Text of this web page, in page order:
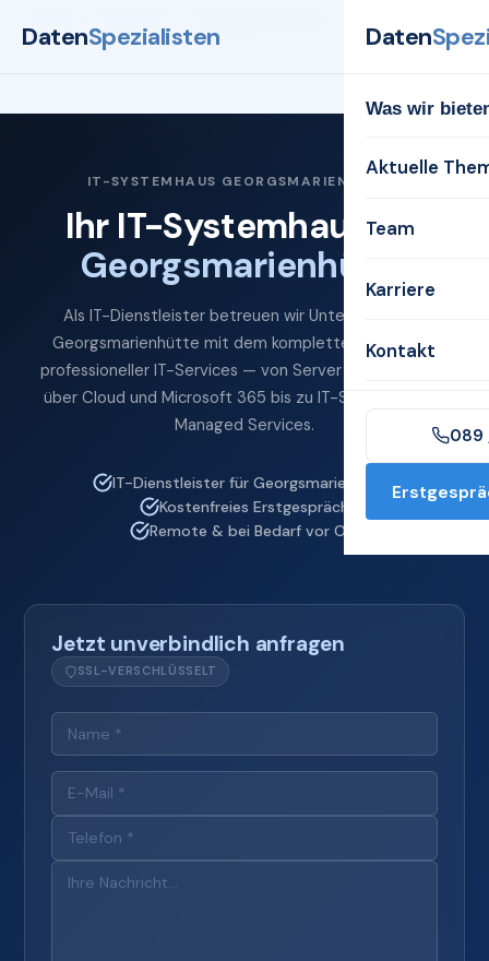
DatenSpezialisten Daten
Was wir
Aktuelle
Team
Karriere
Kontakt
089
IT-SYSTEMHAUS GEORGSMARIENHÜTTE
Ihr IT-Systemhaus für
Georgsmarienhütte
Als IT-Dienstleister betreuen wir Unternehmen in
Georgsmarienhütte mit dem kompletten Spektrum
professioneller IT-Services — von Server und Netzwerk
über Cloud und Microsoft 365 bis zu IT-Sicherheit und
Managed Services.
IT-Dienstleister für Georgsmarienhütte
Kostenfreies Erstgespräch
Remote & bei Bedarf vor Ort
Jetzt unverbindlich anfragen
SSL-VERSCHLÜSSELT